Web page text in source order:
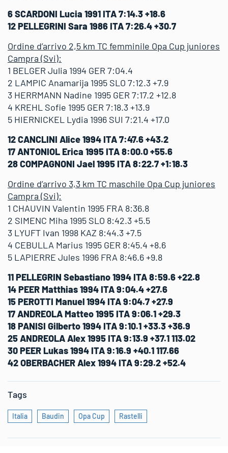
6 SCARDONI Lucia 1991 ITA 7:14.3 +18.6
12 PELLEGRINI Sara 1986 ITA 7:26.4 +30.7
Ordine d’arrivo 2,5 km TC femminile Opa Cup juniores
Campra (Svi):
1 BELGER Julia 1994 GER 7:04.4
2 LAMPIC Anamarija 1995 SLO 7:12.3 +7.9
3 HERRMANN Nadine 1995 GER 7:17.2 +12.8
4 KREHL Sofie 1995 GER 7:18.3 +13.9
5 HIERNICKEL Lydia 1996 SUI 7:21.4 +17.0
12 CANCLINI Alice 1994 ITA 7:47.6 +43.2
17 ANTONIOL Erica 1995 ITA 8:00.0 +55.6
28 COMPAGNONI Jael 1995 ITA 8:22.7 +1:18.3
Ordine d’arrivo 3,3 km TC maschile Opa Cup juniores
Campra (Svi):
1 CHAUVIN Valentin 1995 FRA 8:36.8
2 SIMENC Miha 1995 SLO 8:42.3 +5.5
3 LYUFT Ivan 1998 KAZ 8:44.3 +7.5
4 CEBULLA Marius 1995 GER 8:45.4 +8.6
5 LAPIERRE Jules 1996 FRA 8:46.6 +9.8
11 PELLEGRIN Sebastiano 1994 ITA 8:59.6 +22.8
14 PEER Matthias 1994 ITA 9:04.4 +27.6
15 PEROTTI Manuel 1994 ITA 9:04.7 +27.9
17 ANDREOLA Matteo 1995 ITA 9:06.1 +29.3
18 PANISI Gilberto 1994 ITA 9:10.1 +33.3 +36.9
25 ANDREOLA Alex 1995 ITA 9:13.9 +37.1 113.02
30 PEER Lukas 1994 ITA 9:16.9 +40.1 117.66
42 OBERBACHER Alex 1994 ITA 9:29.2 +52.4
Tags
Italia Baudin Opa Cup Rastelli